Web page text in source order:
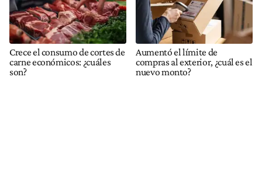
Crece el consumo de cortes de
carne económicos: ¿cuáles
son?
Aumentó el límite de
compras al exterior, ¿cuál es el
nuevo monto?